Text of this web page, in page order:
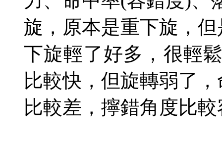
旋，原本是重下旋，但
下旋輕了好多，很輕
比較快，但旋轉弱了
比較差，擰錯角度比